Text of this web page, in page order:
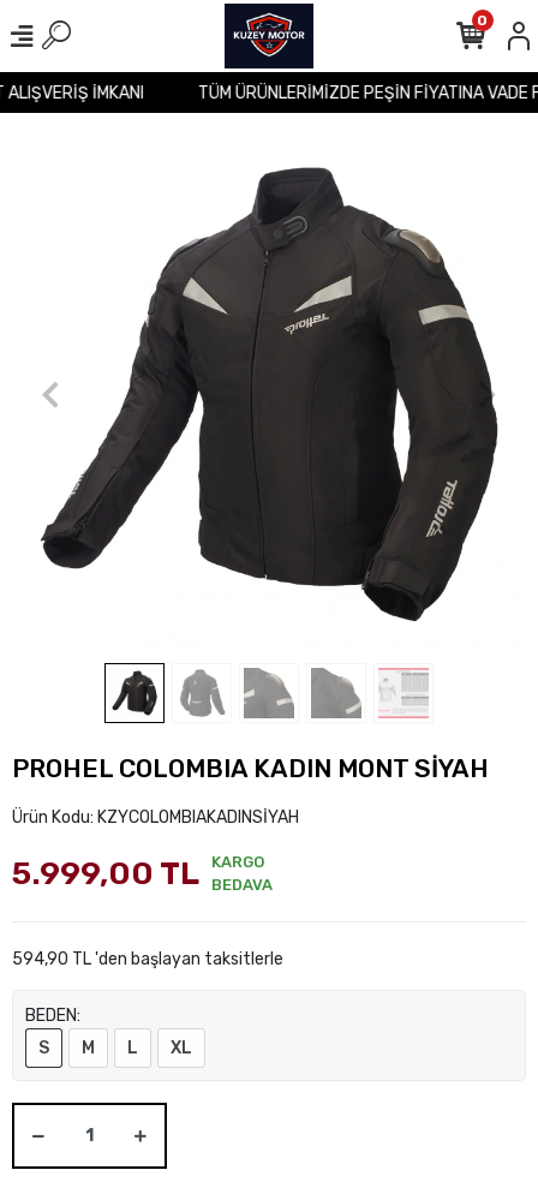
ALIŞVERİŞ İMKANI TÜM ÜRÜNLERİMİZDE PEŞİN FİYATINA
0
PROHEL COLOMBIA KADIN MONT SİYAH
Ürün Kodu: KZYCOLOMBIAKADINSİYAH
5.999,00 TL
KARGO
BEDAVA
594,90 TL 'den başlayan taksitlerle
BEDEN:
S
M L XL